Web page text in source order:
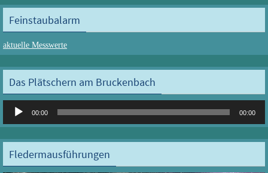
Feinstaubalarm
aktuelle Messwerte
Das Plätschern am Bruckenbach
Audio-
00:00 00:00
Fledermausführungen